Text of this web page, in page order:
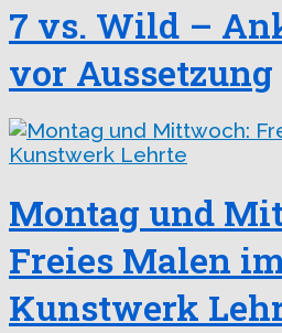
7 vs. Wild –
vor Aussetzung
Montag und
Freies Malen
Kunstwerk